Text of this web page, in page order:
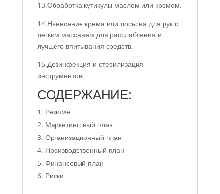
13.Обработка кутикулы маслом или кремом.
14.Нанесение крема или лосьона для рук с
легким массажем для расслабления и
лучшего впитывания средств.
15.Дезинфекция и стерилизация
инструментов.
СОДЕРЖАНИЕ:
Резюме
Маркетинговый план
Организационный план
Производственный план
Финансовый план
Риски